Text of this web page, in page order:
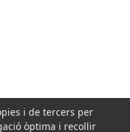
i de tercers per
òptima i recollir